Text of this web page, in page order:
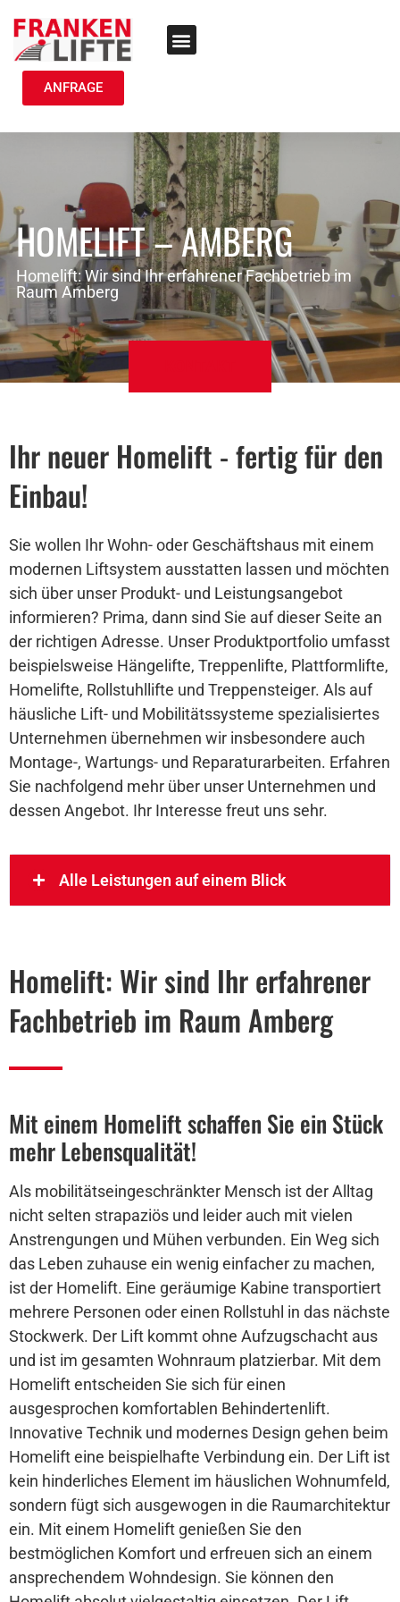
ANFRAGE
HOMELIFT – AMBERG
Homelift: Wir sind Ihr erfahrener Fachbetrieb im
Raum Amberg
Ihr neuer Homelift - fertig für den
Einbau!
Sie wollen Ihr Wohn- oder Geschäftshaus mit einem
modernen Liftsystem ausstatten lassen und möchten
sich über unser Produkt- und Leistungsangebot
informieren? Prima, dann sind Sie auf dieser Seite an
der richtigen Adresse. Unser Produktportfolio umfasst
beispielsweise Hängelifte, Treppenlifte, Plattformlifte,
Homelifte, Rollstuhllifte und Treppensteiger. Als auf
häusliche Lift- und Mobilitätssysteme spezialisiertes
Unternehmen übernehmen wir insbesondere auch
Montage-, Wartungs- und Reparaturarbeiten. Erfahren
Sie nachfolgend mehr über unser Unternehmen und
dessen Angebot. Ihr Interesse freut uns sehr.
Alle Leistungen auf einem Blick
Homelift: Wir sind Ihr erfahrener
Fachbetrieb im Raum Amberg
Mit einem Homelift schaffen Sie ein Stück
mehr Lebensqualität!
Als mobilitätseingeschränkter Mensch ist der Alltag
nicht selten strapaziös und leider auch mit vielen
Anstrengungen und Mühen verbunden. Ein Weg sich
das Leben zuhause ein wenig einfacher zu machen,
ist der Homelift. Eine geräumige Kabine transportiert
mehrere Personen oder einen Rollstuhl in das nächste
Stockwerk. Der Lift kommt ohne Aufzugschacht aus
und ist im gesamten Wohnraum platzierbar. Mit dem
Homelift entscheiden Sie sich für einen
ausgesprochen komfortablen Behindertenlift.
Innovative Technik und modernes Design gehen beim
Homelift eine beispielhafte Verbindung ein. Der Lift ist
kein hinderliches Element im häuslichen Wohnumfeld,
sondern fügt sich ausgewogen in die Raumarchitektur
ein. Mit einem Homelift genießen Sie den
bestmöglichen Komfort und erfreuen sich an einem
ansprechendem Wohndesign. Sie können den